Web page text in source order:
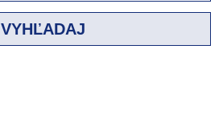
VYHĽADAJ